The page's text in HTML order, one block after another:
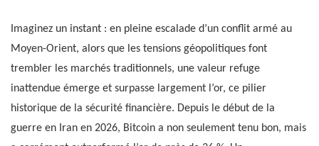
Imaginez un instant : en pleine escalade d’un conflit armé au
Moyen-Orient, alors que les tensions géopolitiques font
trembler les marchés traditionnels, une valeur refuge
inattendue émerge et surpasse largement l’or, ce pilier
historique de la sécurité financière. Depuis le début de la
guerre en Iran en 2026, Bitcoin a non seulement tenu bon, mais